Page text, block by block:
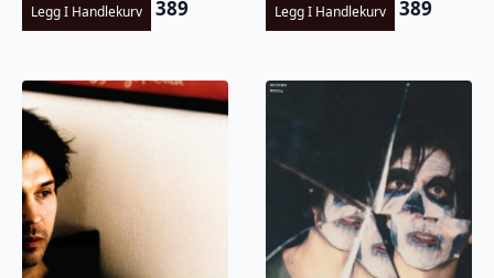
Legg I Handlekurv 389 Legg I Handlekurv 389